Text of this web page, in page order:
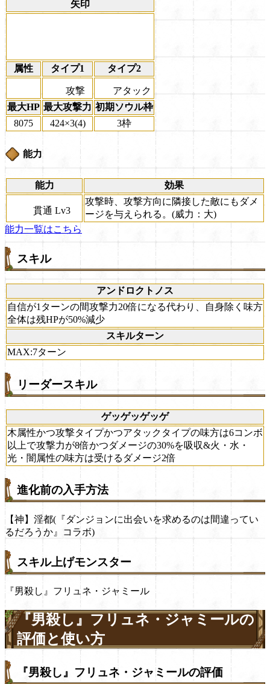
矢印
属性 タイプ1 タイプ2
攻撃
アタック
最大HP 最大攻撃力 初期ソウル枠
8075
424×3(4) 3枠
能力
能力 効果
貫通 Lv3
攻撃時、攻撃方向に隣接した敵にもダメ
ージを与えられる。(威力：大)
能力一覧はこちら
スキル
アンドロクトノス
自信が1ターンの間攻撃力20倍になる代わり、自身除く味方
全体は残HPが50%減少
スキルターン
MAX:7ターン
リーダースキル
ゲッゲッゲッゲ
木属性かつ攻撃タイプかつアタックタイプの味方は6コンボ
以上で攻撃力が8倍かつダメージの30%を吸収&火・水・
光・闇属性の味方は受けるダメージ2倍
進化前の入手方法
【神】淫都(『ダンジョンに出会いを求めるのは間違ってい
るだろうか』コラボ)
スキル上げモンスター
『男殺し』フリュネ・ジャミール
『男殺し』フリュネ・ジャミールの
評価と使い方
『男殺し』フリュネ・ジャミールの評価